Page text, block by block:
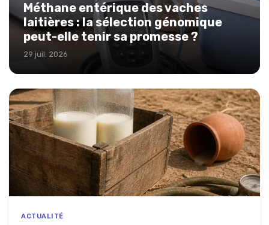
Méthane entérique des vaches
laitières : la sélection génomique
peut-elle tenir sa promesse ?
29 juil. 2026
ACTUALITÉ